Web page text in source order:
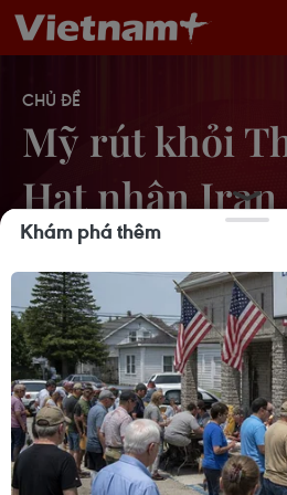
CHỦ ĐỀ
Mỹ rút khỏi
Hạt nhân Iran
Tổng thống Donald Trump
sắp đạt thỏa thuận hạt nhân
15/05/2025 09:30
Trung Quốc, Iran, Nga bắt
Khám phá thêm